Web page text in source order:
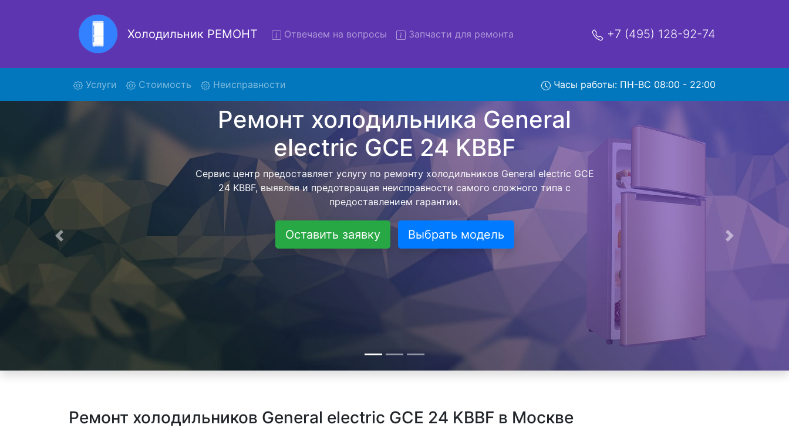
Холодильник РЕМОНТ Отвечаем на вопросы Запчасти для ремонта +7 (495) 128-92-74
Услуги (current)Стоимость Неисправности Часы работы: ПН-ВС 08:00 - 22:00
GCE 24 KBBF с вывозом
Ремонт холодильников с вывозом - чтобы клиент не тратил свое время и деньги на
поиски курьерской службы, наш мастер сам заберет холодильник General electric
GCE 24 KBBF и отвезет в сервисный центр. Ремонт холодильника General electric
GCE 24 KBBF осуществляется внутри сервисного центра, тем самым Вам не
предстоит ожидать мастера как закончит с ремонтом. Перед тем как холодильная
техника сдается, согласовывается конечная стоимость работ и в дальнейшем
фиксируется. Перечень бесплатных услуг от компании - Доставка холодильников ,
выезд специалиста, консультирование и диагностика.
Оставить заявку Выбрать модель
Предыдущая Следующая
Ремонт холодильников General electric GCE 24 KBBF в Москве